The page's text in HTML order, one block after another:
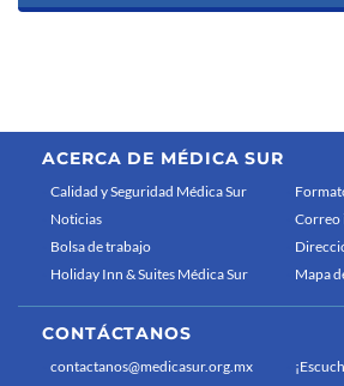
ACERCA DE MÉDICA SUR
Calidad y Seguridad Médica Sur
Noticias
Bolsa de trabajo
Holiday Inn & Suites Médica Sur
Correo
Mapa
CONTÁCTANOS
contactanos@medicasur.org.mx